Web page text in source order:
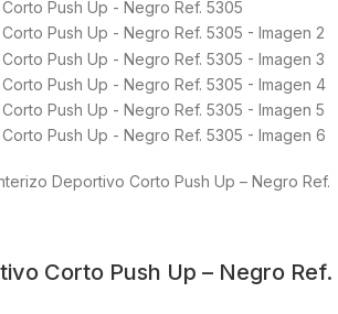
Deportivo Corto Push Up – Negro Ref.
Corto Push Up – Negro Ref.